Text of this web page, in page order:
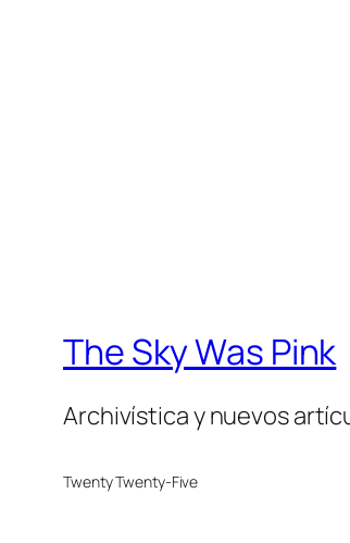
The Sky Was Pink
Archivística y nuevos
Twenty Twenty-Five